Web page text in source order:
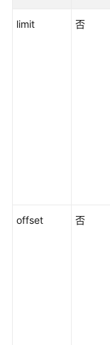
limit 否
offset 否